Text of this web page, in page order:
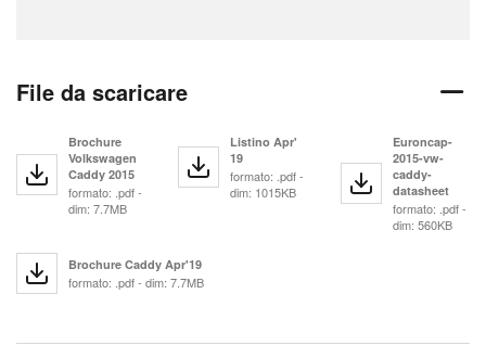
File da scaricare
Brochure
Volkswagen
Caddy 2015
formato: .pdf -
dim: 7.7MB
Listino Apr'
19
formato: .pdf -
dim: 1015KB
Euroncap-
2015-vw-
caddy-
datasheet
formato: .pdf -
dim: 560KB
Brochure Caddy Apr'19
formato: .pdf - dim: 7.7MB